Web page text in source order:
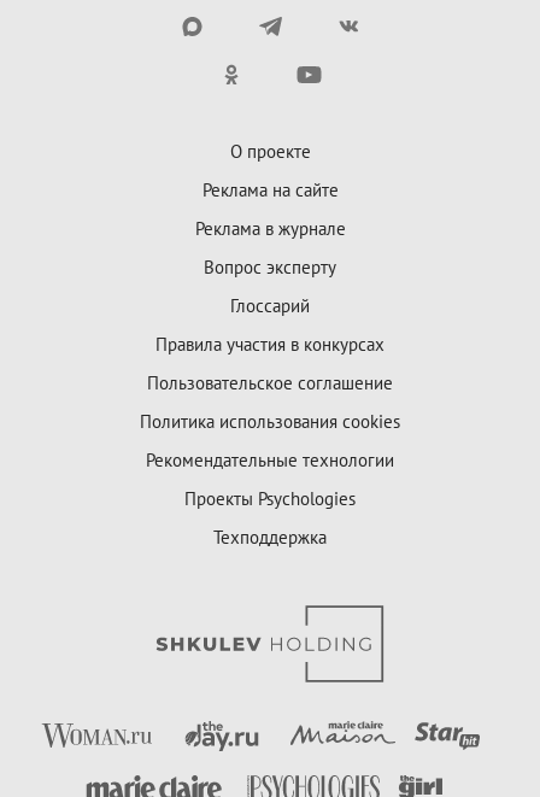
О проекте
Реклама на сайте
Реклама в журнале
Вопрос эксперту
Глоссарий
Правила участия в конкурсах
Пользовательское соглашение
Политика использования cookies
Рекомендательные технологии
Проекты Psychologies
Техподдержка